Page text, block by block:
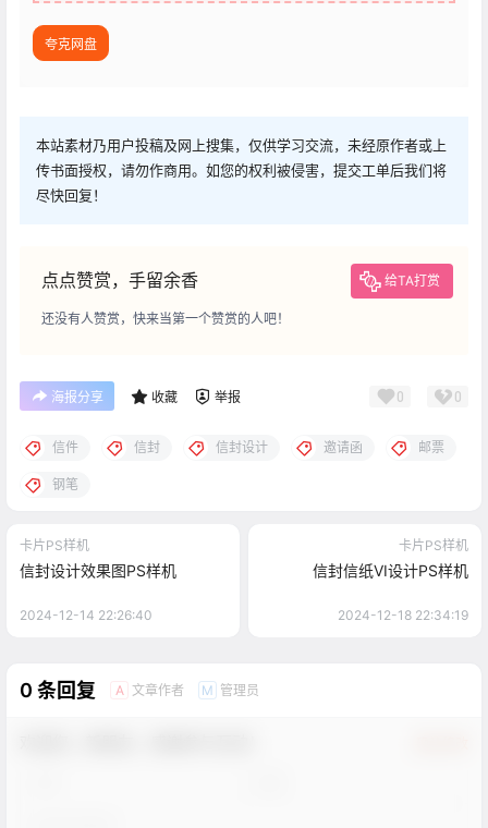
夸克网盘
本站素材乃用户投稿及网上搜集，仅供学习交流，未经原作者或上
传书面授权，请勿作商用。如您的权利被侵害，提交工单后我们将
尽快回复！
点点赞赏，手留余香 给TA打赏
还没有人赞赏，快来当第一个赞赏的人吧！
海报分享 收藏 举报 0 0
信件 信封 信封设计 邀请函 邮票
钢笔
卡片PS样机
信封设计效果图PS样机
2024-12-14 22:26:40
卡片PS样机
信封信纸VI设计PS样机
2024-12-18 22:34:19
0 条回复 A 文章作者 M 管理员